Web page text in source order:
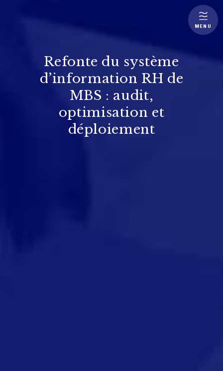
Refonte du système
d’information RH de
MBS : audit,
optimisation et
déploiement
MENU